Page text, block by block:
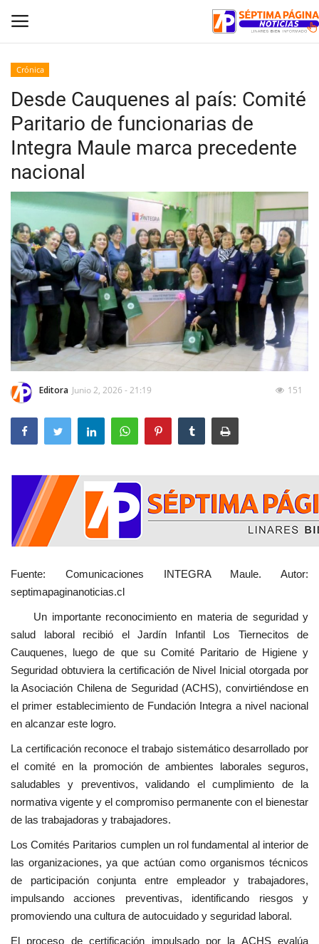
Inicio
Crónica
Policial
Tribunales
Deporte
Política
Espectáculos
Crónica
Desde Cauquenes al país: Comité
Paritario de funcionarias de
Integra Maule marca precedente
nacional
Editora Junio 2, 2026 - 21:19 151
Fuente: Comunicaciones INTEGRA Maule. Autor:
septimapaginanoticias.cl
Un importante reconocimiento en materia de seguridad y
salud laboral recibió el Jardín Infantil Los Tiernecitos de
Cauquenes, luego de que su Comité Paritario de Higiene y
Seguridad obtuviera la certificación de Nivel Inicial otorgada por
la Asociación Chilena de Seguridad (ACHS), convirtiéndose en
el primer establecimiento de Fundación Integra a nivel nacional
en alcanzar este logro.
La certificación reconoce el trabajo sistemático desarrollado por
el comité en la promoción de ambientes laborales seguros,
saludables y preventivos, validando el cumplimiento de la
normativa vigente y el compromiso permanente con el bienestar
de las trabajadoras y trabajadores.
Los Comités Paritarios cumplen un rol fundamental al interior de
las organizaciones, ya que actúan como organismos técnicos
de participación conjunta entre empleador y trabajadores,
impulsando acciones preventivas, identificando riesgos y
promoviendo una cultura de autocuidado y seguridad laboral.
El proceso de certificación impulsado por la ACHS evalúa